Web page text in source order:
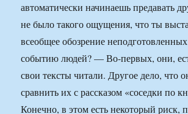
автоматически начинаешь предавать
не было такого ощущения, что ты
всеобщее обозрение
событию людей? — Во-первых, они,
свои тексты читали. Другое дело, что
сравнить их с рассказом «соседки по
Конечно, в этом есть некоторый риск,